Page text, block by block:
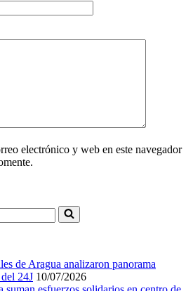
electrónico y web en este navegador
de Aragua analizaron panorama
24J 10/07/2026